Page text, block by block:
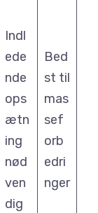
Indl
ede
nde
ops
ætn
ing
nød
ven
dig
Bed
st til
mas
sef
orb
edri
nger